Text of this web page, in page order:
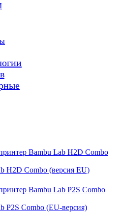
H2D Combo (версия EU)
P2S Combo (EU-версия)